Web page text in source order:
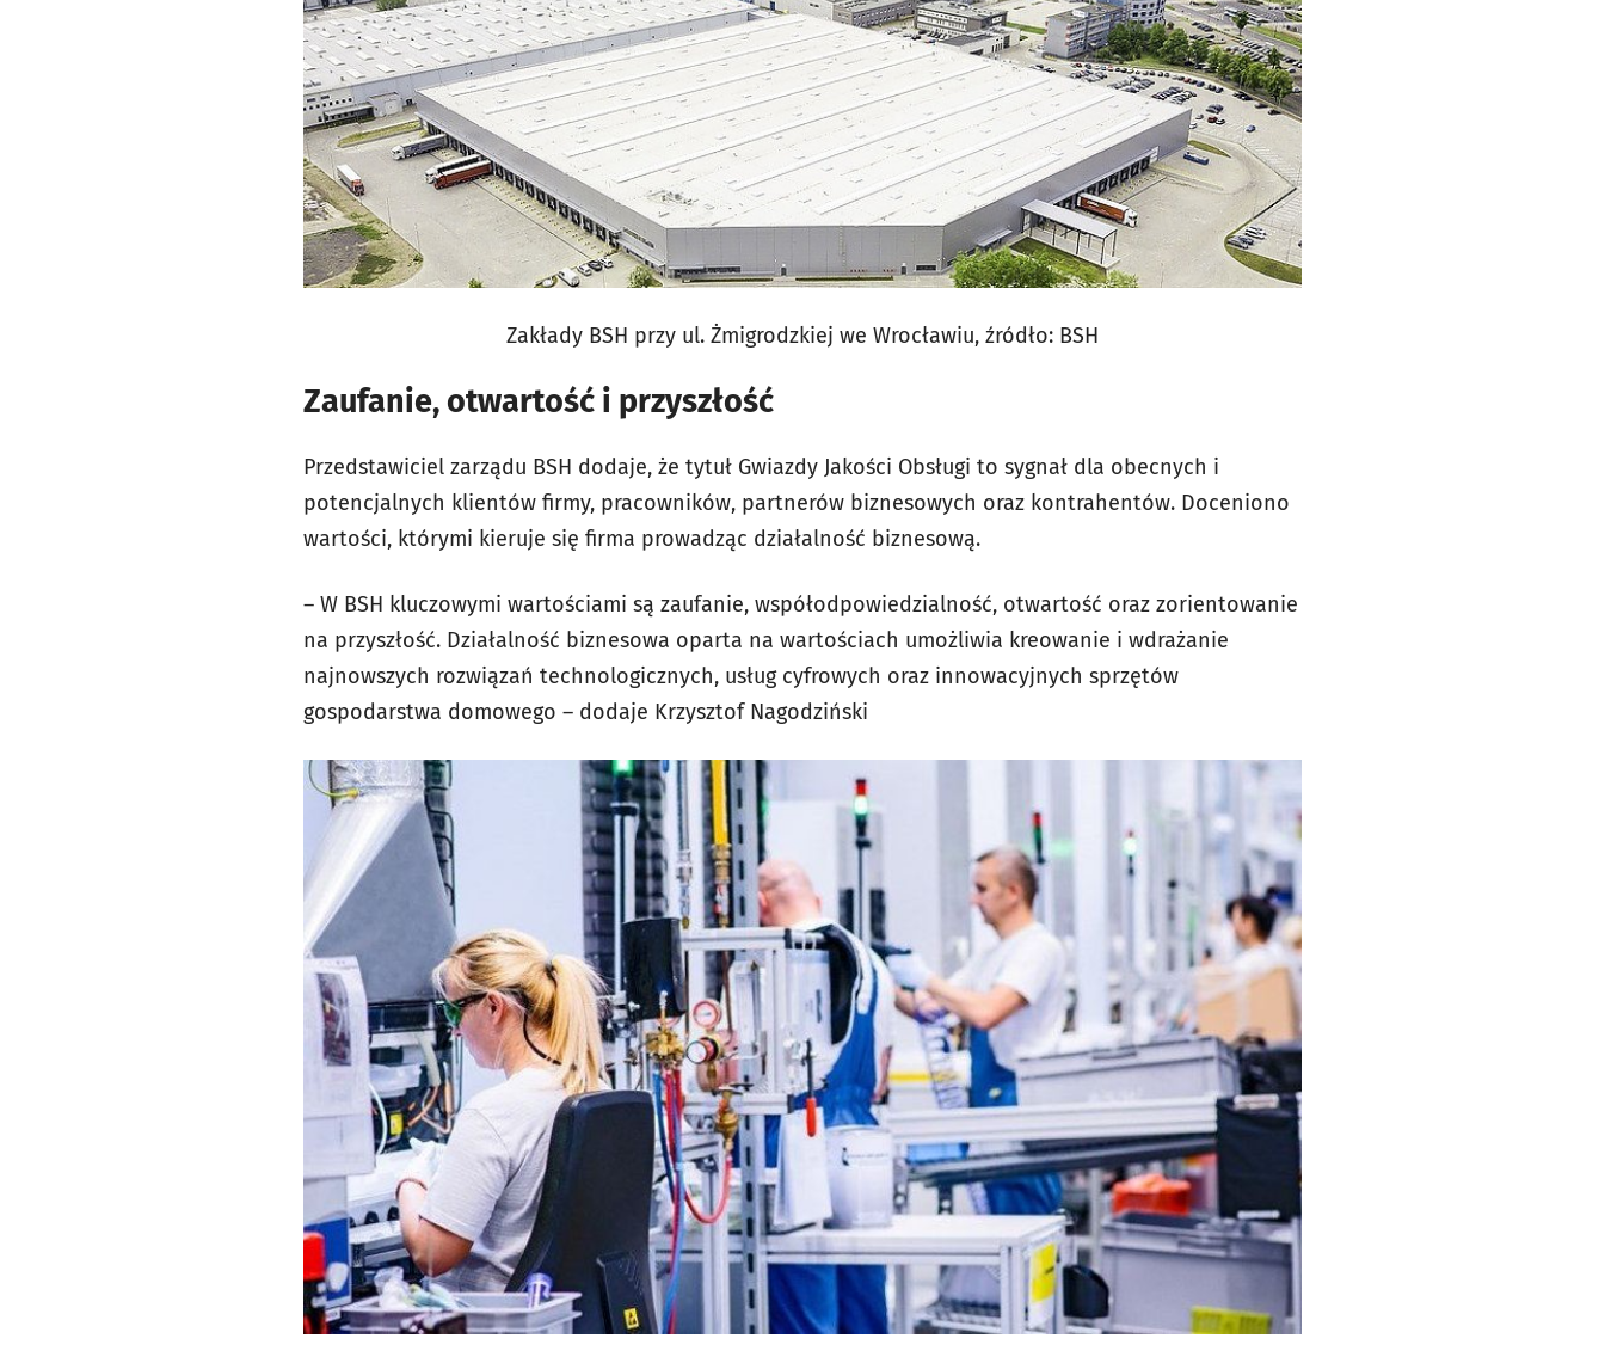
Zakłady BSH przy ul. Żmigrodzkiej we Wrocławiu, źródło: BSH
Zaufanie, otwartość i przyszłość
Przedstawiciel zarządu BSH dodaje, że tytuł Gwiazdy Jakości Obsługi to sygnał dla obecnych i
potencjalnych klientów firmy, pracowników, partnerów biznesowych oraz kontrahentów. Doceniono
wartości, którymi kieruje się firma prowadząc działalność biznesową.
– W BSH kluczowymi wartościami są zaufanie, współodpowiedzialność, otwartość oraz zorientowanie
na przyszłość. Działalność biznesowa oparta na wartościach umożliwia kreowanie i wdrażanie
najnowszych rozwiązań technologicznych, usług cyfrowych oraz innowacyjnych sprzętów
gospodarstwa domowego – dodaje Krzysztof Nagodziński